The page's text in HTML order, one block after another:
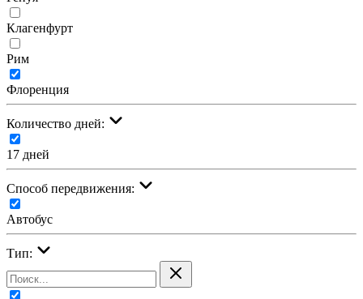
Клагенфурт
Рим
Флоренция
Количество дней:
17 дней
Cпособ передвижения:
Автобус
Тип: